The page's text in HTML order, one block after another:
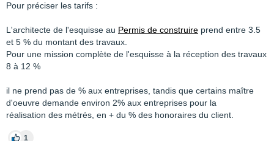
Pour préciser les tarifs :
L'architecte de l'esquisse au Permis de construire prend entre 3.5
et 5 % du montant des travaux.
Pour une mission complète de l'esquisse à la réception des travaux
8 à 12 %
il ne prend pas de % aux entreprises, tandis que certains maître
d'oeuvre demande environ 2% aux entreprises pour la
réalisation des métrés, en + du % des honoraires du client.
1